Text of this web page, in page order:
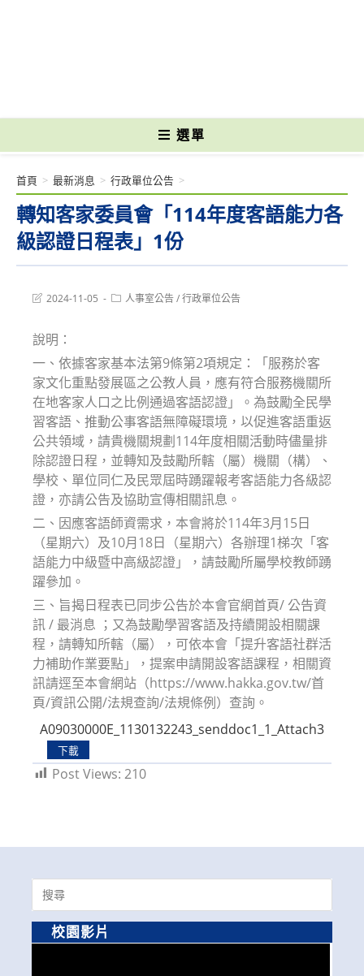
選單
轉知客家委員會「114年度客語能力各
級認證日程表」1份
首頁 > 最新消息 > 行政單位公告 >
Post2024-11-05
Post人事室公告/行政單位公告
說明：
一、依據客家基本法第9條第2項規定：「服務於客
家文化重點發展區之公教人員，應有符合服務機關所
在地客家人口之比例通過客語認證」。為鼓勵全民學
習客語、推動公事客語無障礙環境，以促進客語重返
公共領域，請貴機關規劃114年度相關活動時儘量排
除認證日程，並轉知及鼓勵所轄（屬）機關（構）、
學校、單位同仁及民眾屆時踴躍報考客語能力各級認
證，亦請公告及協助宣傳相關訊息。
二、因應客語師資需求，本會將於114年3月15日
（星期六）及10月18日（星期六）各辦理1梯次「客
語能力中級暨中高級認證」，請鼓勵所屬學校教師踴
躍參加。
三、旨揭日程表已同步公告於本會官網首頁/ 公告資
訊 / 最消息 ；又為鼓勵學習客語及持續開設相關課
程，請轉知所轄（屬），可依本會「提升客語社群活
力補助作業要點」，提案申請開設客語課程，相關資
訊請逕至本會網站（https://www.hakka.gov.tw/首
頁/資訊公開/法規查詢/法規條例）查詢。
A09030000E_1130132243_senddoc1_1_Attach3
下載
Post Views: 210
Search
for:
校園影片